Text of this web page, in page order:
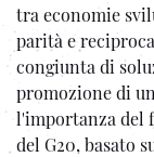
tra economie
parità e
congiunta di
promozione di
l'importanza del
del G20, basato